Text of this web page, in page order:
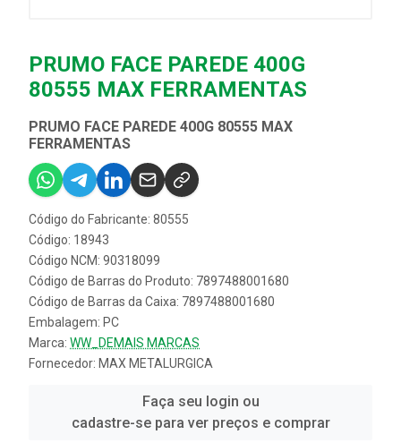
PRUMO FACE PAREDE 400G
80555 MAX FERRAMENTAS
PRUMO FACE PAREDE 400G 80555 MAX
FERRAMENTAS
Código do Fabricante: 80555
Código: 18943
Código NCM: 90318099
Código de Barras do Produto: 7897488001680
Código de Barras da Caixa: 7897488001680
Embalagem: PC
Marca: WW_DEMAIS MARCAS
Fornecedor: MAX METALURGICA
Faça seu login ou
cadastre-se para ver preços e comprar